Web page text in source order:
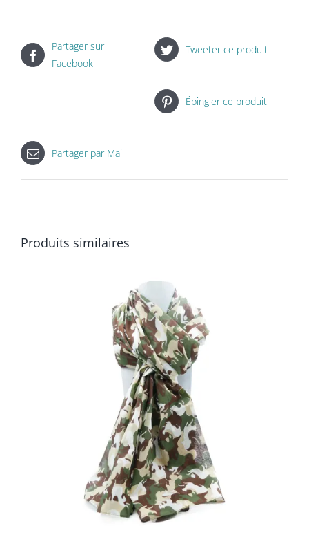
Partager sur
Facebook
Tweeter ce produit
Épingler ce produit
Partager par Mail
Produits similaires